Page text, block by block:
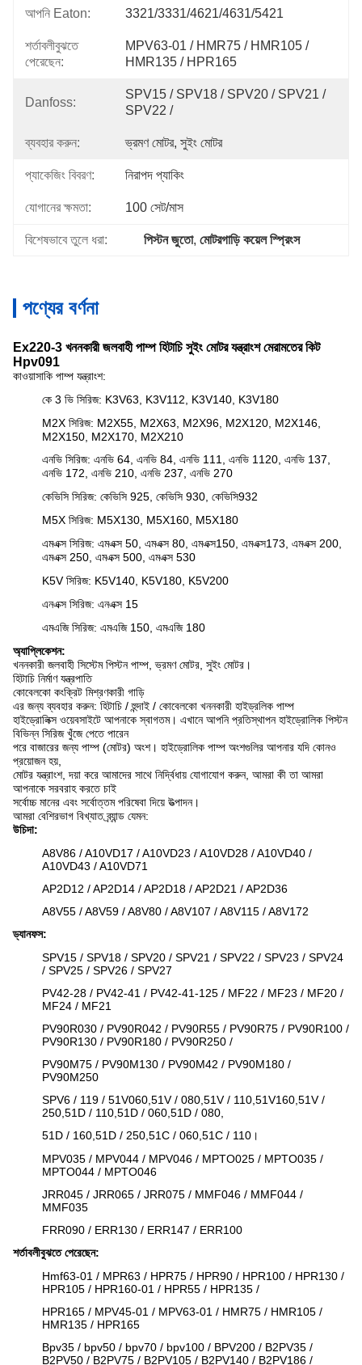
আপনি Eaton: 3321/3331/4621/4631/5421
শর্তাবলীবুঝতে
পেরেছেন:
MPV63-01 / HMR75 / HMR105 /
HMR135 / HPR165
Danfoss:
SPV15 / SPV18 / SPV20 / SPV21 /
SPV22 /
ব্যবহার করুন: ভ্রমণ মোটর, সুইং মোটর
প্যাকেজিং বিবরণ: নিরাপদ প্যাকিং
যোগানের ক্ষমতা: 100 সেট/মাস
বিশেষভাবে তুলে ধরা: পিস্টন জুতো, মোটরগাড়ি কয়েল স্প্রিংস
পণ্যের বর্ণনা
Ex220-3 খননকারী জলবাহী পাম্প হিটাচি সুইং মোটর যন্ত্রাংশ মেরামতের কিট
Hpv091
কাওয়াসাকি পাম্প যন্ত্রাংশ:
কে 3 ভি সিরিজ: K3V63, K3V112, K3V140, K3V180
M2X সিরিজ: M2X55, M2X63, M2X96, M2X120, M2X146,
M2X150, M2X170, M2X210
এনভি সিরিজ: এনভি 64, এনভি 84, এনভি 111, এনভি 1120, এনভি 137,
এনভি 172, এনভি 210, এনভি 237, এনভি 270
কেভিসি সিরিজ: কেভিসি 925, কেভিসি 930, কেভিসি932
M5X সিরিজ: M5X130, M5X160, M5X180
এমএক্স সিরিজ: এমএক্স 50, এমএক্স 80, এমএক্স150, এমএক্স173, এমএক্স 200,
এমএক্স 250, এমএক্স 500, এমএক্স 530
K5V সিরিজ: K5V140, K5V180, K5V200
এনএক্স সিরিজ: এনএক্স 15
এমএজি সিরিজ: এমএজি 150, এমএজি 180
অ্যাপ্লিকেশন:
খননকারী জলবাহী সিস্টেম পিস্টন পাম্প, ভ্রমণ মোটর, সুইং মোটর।
হিটাচি নির্মাণ যন্ত্রপাতি
কোবেলকো কংক্রিট মিশ্রণকারী গাড়ি
এর জন্য ব্যবহার করুন: হিটাচি / হুন্দাই / কোবেলকো খননকারী হাইড্রলিক পাম্প
হাইড্রোলিক্স ওয়েবসাইটে আপনাকে স্বাগতম। এখানে আপনি প্রতিস্থাপন হাইড্রোলিক পিস্টন
বিভিন্ন সিরিজ খুঁজে পেতে পারেন
পরে বাজারের জন্য পাম্প (মোটর) অংশ। হাইড্রোলিক পাম্প অংশগুলির আপনার যদি কোনও
প্রয়োজন হয়,
মোটর যন্ত্রাংশ, দয়া করে আমাদের সাথে নির্দ্বিধায় যোগাযোগ করুন, আমরা কী তা আমরা
আপনাকে সরবরাহ করতে চাই
সর্বোচ্চ মানের এবং সর্বোত্তম পরিষেবা দিয়ে উত্পাদন।
আমরা বেশিরভাগ বিখ্যাত ব্র্যান্ড যেমন:
উচিদা:
A8V86 / A10VD17 / A10VD23 / A10VD28 / A10VD40 /
A10VD43 / A10VD71
AP2D12 / AP2D14 / AP2D18 / AP2D21 / AP2D36
A8V55 / A8V59 / A8V80 / A8V107 / A8V115 / A8V172
ড্যানফস:
SPV15 / SPV18 / SPV20 / SPV21 / SPV22 / SPV23 / SPV24
/ SPV25 / SPV26 / SPV27
PV42-28 / PV42-41 / PV42-41-125 / MF22 / MF23 / MF20 /
MF24 / MF21
PV90R030 / PV90R042 / PV90R55 / PV90R75 / PV90R100 /
PV90R130 / PV90R180 / PV90R250 /
PV90M75 / PV90M130 / PV90M42 / PV90M180 /
PV90M250
SPV6 / 119 / 51V060,51V / 080,51V / 110,51V160,51V /
250,51D / 110,51D / 060,51D / 080,
51D / 160,51D / 250,51C / 060,51C / 110।
MPV035 / MPV044 / MPV046 / MPTO025 / MPTO035 /
MPTO044 / MPTO046
JRR045 / JRR065 / JRR075 / MMF046 / MMF044 /
MMF035
FRR090 / ERR130 / ERR147 / ERR100
শর্তাবলীবুঝতে পেরেছেন:
Hmf63-01 / MPR63 / HPR75 / HPR90 / HPR100 / HPR130 /
HPR105 / HPR160-01 / HPR55 / HPR135 /
HPR165 / MPV45-01 / MPV63-01 / HMR75 / HMR105 /
HMR135 / HPR165
Bpv35 / bpv50 / bpv70 / bpv100 / BPV200 / B2PV35 /
B2PV50 / B2PV75 / B2PV105 / B2PV140 / B2PV186 /